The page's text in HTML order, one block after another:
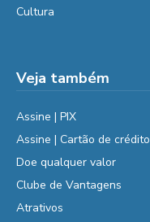
Cultura
Veja também
Assine | PIX
Assine | Cartão de crédito
Doe qualquer valor
Clube de Vantagens
Atrativos